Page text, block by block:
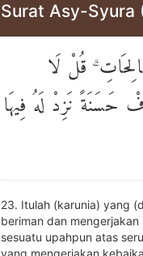
Surat Asy-Syura
قُلْ لَا
حَسَنَةً نَزِدْ لَهُ فِيهَا
23. Itulah (karunia) yang
beriman dan
sesuatu upahpun atas
yang mengerjakan